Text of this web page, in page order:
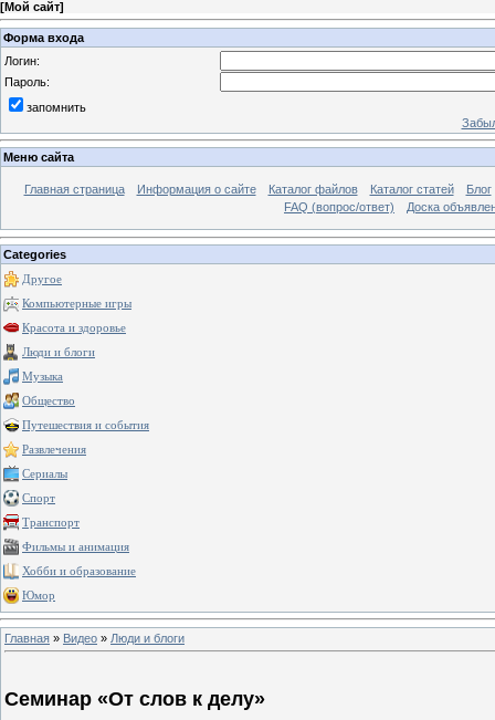
[Мой сайт]
Форма входа
Логин:
Пароль:
запомнить
Меню сайта
Главная страница Информация о сайте Каталог файлов Каталог статей
Блог
FAQ (вопрос/ответ)
Доска
Categories
Другое
Компьютерные игры
Красота и здоровье
Люди и блоги
Музыка
Общество
Путешествия и события
Развлечения
Сериалы
Спорт
Транспорт
Фильмы и анимация
Хобби и образование
Юмор
Главная » Видео » Люди и блоги
Семинар «От слов к делу»